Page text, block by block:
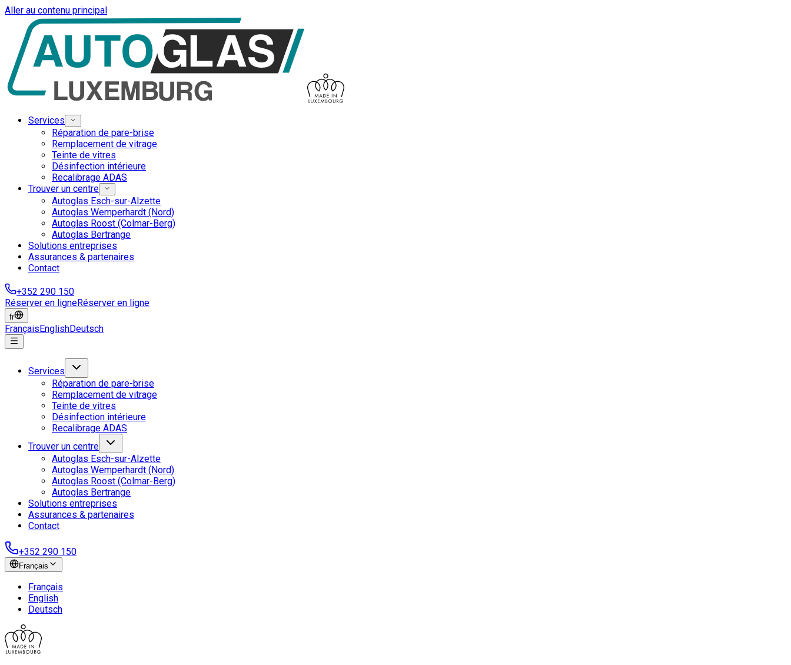
Aller au contenu principal
Services
Réparation de pare-brise
Remplacement de vitrage
Teinte de vitres
Désinfection intérieure
Recalibrage ADAS
Trouver un centre
Autoglas Esch-sur-Alzette
Autoglas Wemperhardt (Nord)
Autoglas Roost (Colmar-Berg)
Autoglas Bertrange
Solutions entreprises
Assurances & partenaires
Contact
+352 290 150
Réserver en ligneRéserver en ligne
fr
FrançaisEnglishDeutsch
Services
Réparation de pare-brise
Remplacement de vitrage
Teinte de vitres
Désinfection intérieure
Recalibrage ADAS
Trouver un centre
Autoglas Esch-sur-Alzette
Autoglas Wemperhardt (Nord)
Autoglas Roost (Colmar-Berg)
Autoglas Bertrange
Solutions entreprises
Assurances & partenaires
Contact
+352 290 150
Français
Français
English
Deutsch